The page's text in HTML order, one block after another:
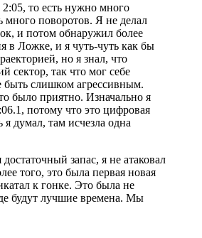
то есть нужно много
много поворотов. Я не делал
и потом обнаружил более
в Ложке, и я чуть-чуть как бы
но я знал, что
сектор, так что мог себе
быть слишком агрессивным.
было приятно. Изначально я
потому что это цифровая
я думал, там исчезла одна
запас, я не атаковал
того, это была первая новая
к гонке. Это была не
будут лучшие времена. Мы